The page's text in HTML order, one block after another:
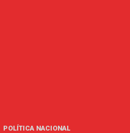
POLÍTICA NACIONAL